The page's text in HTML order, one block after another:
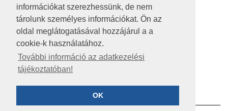
információkat szerezhessünk, de nem
tárolunk személyes információkat. Ön az
oldal meglátogatásával hozzájárul a a
cookie-k használatához.
További információ az adatkezelési
tájékoztatóban!
OK
JOGI NYILATKOZAT
IMPRESSZUM
KÖZÉRDEKŰ ADATOK